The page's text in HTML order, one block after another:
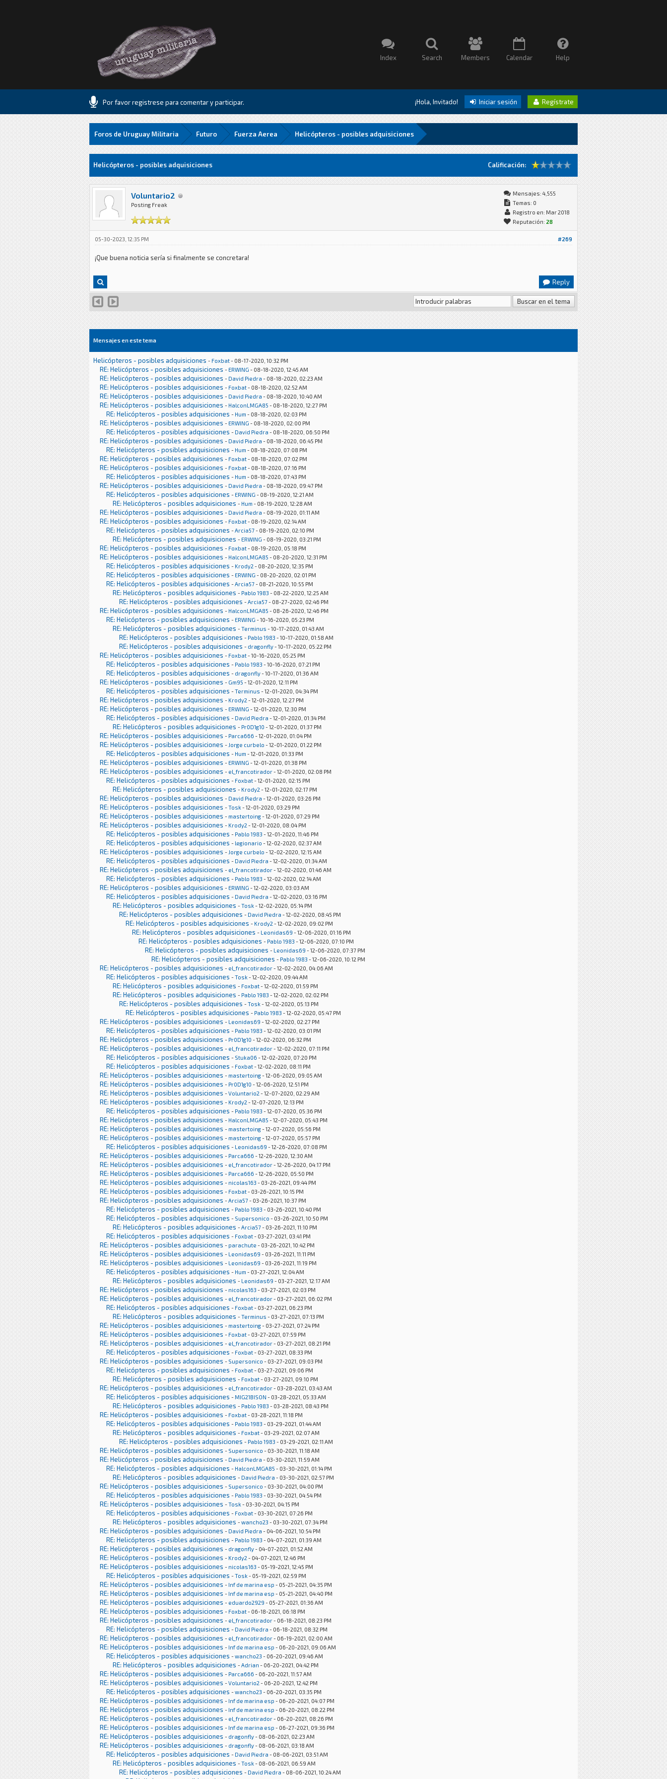
Index Search Members Calendar Help
Por favor registrese para comentar y participar. ¡Hola, Invitado! Iniciar sesión Regístrate
Foros de Uruguay Militaria Futuro Fuerza Aerea Helicópteros - posibles adquisiciones
Calificación:
16 voto(s) - 1.06 Media
1
2
3
4
5 Helicópteros - posibles adquisiciones
Voluntario2
Posting Freak
Mensajes: 4,555
Temas: 0
Registro en: Mar 2018
Reputación: 28
#269
05-30-2023, 12:35 PM
¡Que buena noticia sería si finalmente se concretara!
Reply
Mensajes en este tema
Helicópteros - posibles adquisiciones - Foxbat- 08-17-2020, 10:32 PM
RE: Helicópteros - posibles adquisiciones - ERWING - 08-18-2020, 12:45 AM
RE: Helicópteros - posibles adquisiciones - David Piedra - 08-18-2020, 02:23 AM
RE: Helicópteros - posibles adquisiciones - Foxbat- 08-18-2020, 02:52 AM
RE: Helicópteros - posibles adquisiciones - David Piedra - 08-18-2020, 10:40 AM
RE: Helicópteros - posibles adquisiciones - HalconLMGA85 - 08-18-2020, 12:27 PM
RE: Helicópteros - posibles adquisiciones - Hum - 08-18-2020, 02:03 PM
RE: Helicópteros - posibles adquisiciones - ERWING - 08-18-2020, 02:00 PM
RE: Helicópteros - posibles adquisiciones - David Piedra - 08-18-2020, 06:50 PM
RE: Helicópteros - posibles adquisiciones - David Piedra - 08-18-2020, 06:45 PM
RE: Helicópteros - posibles adquisiciones - Hum - 08-18-2020, 07:08 PM
RE: Helicópteros - posibles adquisiciones - Foxbat- 08-18-2020, 07:02 PM
RE: Helicópteros - posibles adquisiciones - Foxbat- 08-18-2020, 07:16 PM
RE: Helicópteros - posibles adquisiciones - Hum - 08-18-2020, 07:43 PM
RE: Helicópteros - posibles adquisiciones - David Piedra - 08-18-2020, 09:47 PM
RE: Helicópteros - posibles adquisiciones - ERWING - 08-19-2020, 12:21 AM
RE: Helicópteros - posibles adquisiciones - Hum - 08-19-2020, 12:28 AM
RE: Helicópteros - posibles adquisiciones - David Piedra - 08-19-2020, 01:11 AM
RE: Helicópteros - posibles adquisiciones - Foxbat- 08-19-2020, 02:14 AM
RE: Helicópteros - posibles adquisiciones -Arcia57- 08-19-2020, 02:10 PM
RE: Helicópteros - posibles adquisiciones - ERWING - 08-19-2020, 03:21 PM
RE: Helicópteros - posibles adquisiciones - Foxbat- 08-19-2020, 05:18 PM
RE: Helicópteros - posibles adquisiciones - HalconLMGA85 - 08-20-2020, 12:31 PM
RE: Helicópteros - posibles adquisiciones - Krody2 - 08-20-2020, 12:35 PM
RE: Helicópteros - posibles adquisiciones - ERWING - 08-20-2020, 02:01 PM
RE: Helicópteros - posibles adquisiciones -Arcia57- 08-21-2020, 10:55 PM
RE: Helicópteros - posibles adquisiciones - Pablo 1983 - 08-22-2020, 12:25 AM
RE: Helicópteros - posibles adquisiciones -Arcia57- 08-27-2020, 02:46 PM
RE: Helicópteros - posibles adquisiciones - HalconLMGA85 - 08-26-2020, 12:46 PM
RE: Helicópteros - posibles adquisiciones - ERWING - 10-16-2020, 05:23 PM
RE: Helicópteros - posibles adquisiciones -Terminus - 10-17-2020, 01:43 AM
RE: Helicópteros - posibles adquisiciones - Pablo 1983 - 10-17-2020, 01:58 AM
RE: Helicópteros - posibles adquisiciones - dragonfly- 10-17-2020, 05:22 PM
RE: Helicópteros - posibles adquisiciones - Foxbat- 10-16-2020, 05:25 PM
RE: Helicópteros - posibles adquisiciones - Pablo 1983 - 10-16-2020, 07:21 PM
RE: Helicópteros - posibles adquisiciones - dragonfly- 10-17-2020, 01:36 AM
RE: Helicópteros - posibles adquisiciones - Gm95 - 12-01-2020, 12:11 PM
RE: Helicópteros - posibles adquisiciones -Terminus - 12-01-2020, 04:34 PM
RE: Helicópteros - posibles adquisiciones - Krody2 - 12-01-2020, 12:27 PM
RE: Helicópteros - posibles adquisiciones - ERWING - 12-01-2020, 12:30 PM
RE: Helicópteros - posibles adquisiciones - David Piedra - 12-01-2020, 01:34 PM
RE: Helicópteros - posibles adquisiciones - Pr0D1g10 - 12-01-2020, 01:37 PM
RE: Helicópteros - posibles adquisiciones - Parca666 - 12-01-2020, 01:04 PM
RE: Helicópteros - posibles adquisiciones - Jorge curbelo - 12-01-2020, 01:22 PM
RE: Helicópteros - posibles adquisiciones - Hum - 12-01-2020, 01:33 PM
RE: Helicópteros - posibles adquisiciones - ERWING - 12-01-2020, 01:38 PM
RE: Helicópteros - posibles adquisiciones - el_francotirador- 12-01-2020, 02:08 PM
RE: Helicópteros - posibles adquisiciones - Foxbat- 12-01-2020, 02:15 PM
RE: Helicópteros - posibles adquisiciones - Krody2 - 12-01-2020, 02:17 PM
RE: Helicópteros - posibles adquisiciones - David Piedra - 12-01-2020, 03:26 PM
RE: Helicópteros - posibles adquisiciones -Tosk- 12-01-2020, 03:29 PM
RE: Helicópteros - posibles adquisiciones - mastertoing- 12-01-2020, 07:29 PM
RE: Helicópteros - posibles adquisiciones - Krody2 - 12-01-2020, 08:04 PM
RE: Helicópteros - posibles adquisiciones - Pablo 1983 - 12-01-2020, 11:46 PM
RE: Helicópteros - posibles adquisiciones - legionario - 12-02-2020, 02:37 AM
RE: Helicópteros - posibles adquisiciones - Jorge curbelo - 12-02-2020, 12:15 AM
RE: Helicópteros - posibles adquisiciones - David Piedra - 12-02-2020, 01:34 AM
RE: Helicópteros - posibles adquisiciones - el_francotirador- 12-02-2020, 01:46 AM
RE: Helicópteros - posibles adquisiciones - Pablo 1983 - 12-02-2020, 02:14 AM
RE: Helicópteros - posibles adquisiciones - ERWING - 12-02-2020, 03:03 AM
RE: Helicópteros - posibles adquisiciones - David Piedra - 12-02-2020, 03:16 PM
RE: Helicópteros - posibles adquisiciones -Tosk- 12-02-2020, 05:14 PM
RE: Helicópteros - posibles adquisiciones - David Piedra - 12-02-2020, 08:45 PM
RE: Helicópteros - posibles adquisiciones - Krody2 - 12-02-2020, 09:02 PM
RE: Helicópteros - posibles adquisiciones - Leonidas69 - 12-06-2020, 01:16 PM
RE: Helicópteros - posibles adquisiciones - Pablo 1983 - 12-06-2020, 07:10 PM
RE: Helicópteros - posibles adquisiciones - Leonidas69 - 12-06-2020, 07:37 PM
RE: Helicópteros - posibles adquisiciones - Pablo 1983 - 12-06-2020, 10:12 PM
RE: Helicópteros - posibles adquisiciones - el_francotirador- 12-02-2020, 04:06 AM
RE: Helicópteros - posibles adquisiciones -Tosk- 12-02-2020, 09:44 AM
RE: Helicópteros - posibles adquisiciones - Foxbat- 12-02-2020, 01:59 PM
RE: Helicópteros - posibles adquisiciones - Pablo 1983 - 12-02-2020, 02:02 PM
RE: Helicópteros - posibles adquisiciones -Tosk- 12-02-2020, 05:13 PM
RE: Helicópteros - posibles adquisiciones - Pablo 1983 - 12-02-2020, 05:47 PM
RE: Helicópteros - posibles adquisiciones - Leonidas69 - 12-02-2020, 02:27 PM
RE: Helicópteros - posibles adquisiciones - Pablo 1983 - 12-02-2020, 03:01 PM
RE: Helicópteros - posibles adquisiciones - Pr0D1g10 - 12-02-2020, 06:32 PM
RE: Helicópteros - posibles adquisiciones - el_francotirador- 12-02-2020, 07:11 PM
RE: Helicópteros - posibles adquisiciones - Stuka06 - 12-02-2020, 07:20 PM
RE: Helicópteros - posibles adquisiciones - Foxbat- 12-02-2020, 08:11 PM
RE: Helicópteros - posibles adquisiciones - mastertoing- 12-06-2020, 09:05 AM
RE: Helicópteros - posibles adquisiciones - Pr0D1g10 - 12-06-2020, 12:51 PM
RE: Helicópteros - posibles adquisiciones -Voluntario2 - 12-07-2020, 02:29 AM
RE: Helicópteros - posibles adquisiciones - Krody2 - 12-07-2020, 12:13 PM
RE: Helicópteros - posibles adquisiciones - Pablo 1983 - 12-07-2020, 05:36 PM
RE: Helicópteros - posibles adquisiciones - HalconLMGA85 - 12-07-2020, 05:43 PM
RE: Helicópteros - posibles adquisiciones - mastertoing- 12-07-2020, 05:56 PM
RE: Helicópteros - posibles adquisiciones - mastertoing- 12-07-2020, 05:57 PM
RE: Helicópteros - posibles adquisiciones - Leonidas69 - 12-26-2020, 07:08 PM
RE: Helicópteros - posibles adquisiciones - Parca666 - 12-26-2020, 12:30 AM
RE: Helicópteros - posibles adquisiciones - el_francotirador- 12-26-2020, 04:17 PM
RE: Helicópteros - posibles adquisiciones - Parca666 - 12-26-2020, 05:50 PM
RE: Helicópteros - posibles adquisiciones - nicolas163 - 03-26-2021, 09:44 PM
RE: Helicópteros - posibles adquisiciones - Foxbat- 03-26-2021, 10:15 PM
RE: Helicópteros - posibles adquisiciones -Arcia57- 03-26-2021, 10:37 PM
RE: Helicópteros - posibles adquisiciones - Pablo 1983 - 03-26-2021, 10:40 PM
RE: Helicópteros - posibles adquisiciones - Supersonico - 03-26-2021, 10:50 PM
RE: Helicópteros - posibles adquisiciones -Arcia57- 03-26-2021, 11:10 PM
RE: Helicópteros - posibles adquisiciones - Foxbat- 03-27-2021, 03:41 PM
RE: Helicópteros - posibles adquisiciones - parachute - 03-26-2021, 10:42 PM
RE: Helicópteros - posibles adquisiciones - Leonidas69 - 03-26-2021, 11:11 PM
RE: Helicópteros - posibles adquisiciones - Leonidas69 - 03-26-2021, 11:19 PM
RE: Helicópteros - posibles adquisiciones - Hum - 03-27-2021, 12:04 AM
RE: Helicópteros - posibles adquisiciones - Leonidas69 - 03-27-2021, 12:17 AM
RE: Helicópteros - posibles adquisiciones - nicolas163 - 03-27-2021, 02:03 PM
RE: Helicópteros - posibles adquisiciones - el_francotirador- 03-27-2021, 06:02 PM
RE: Helicópteros - posibles adquisiciones - Foxbat- 03-27-2021, 06:23 PM
RE: Helicópteros - posibles adquisiciones -Terminus - 03-27-2021, 07:13 PM
RE: Helicópteros - posibles adquisiciones - mastertoing- 03-27-2021, 07:24 PM
RE: Helicópteros - posibles adquisiciones - Foxbat- 03-27-2021, 07:59 PM
RE: Helicópteros - posibles adquisiciones - el_francotirador- 03-27-2021, 08:21 PM
RE: Helicópteros - posibles adquisiciones - Foxbat- 03-27-2021, 08:33 PM
RE: Helicópteros - posibles adquisiciones - Supersonico - 03-27-2021, 09:03 PM
RE: Helicópteros - posibles adquisiciones - Foxbat- 03-27-2021, 09:06 PM
RE: Helicópteros - posibles adquisiciones - Foxbat- 03-27-2021, 09:10 PM
RE: Helicópteros - posibles adquisiciones - el_francotirador- 03-28-2021, 03:43 AM
RE: Helicópteros - posibles adquisiciones - MIG21BISON - 03-28-2021, 05:33 AM
RE: Helicópteros - posibles adquisiciones - Pablo 1983 - 03-28-2021, 08:43 PM
RE: Helicópteros - posibles adquisiciones - Foxbat- 03-28-2021, 11:18 PM
RE: Helicópteros - posibles adquisiciones - Pablo 1983 - 03-29-2021, 01:44 AM
RE: Helicópteros - posibles adquisiciones - Foxbat- 03-29-2021, 02:07 AM
RE: Helicópteros - posibles adquisiciones - Pablo 1983 - 03-29-2021, 02:11 AM
RE: Helicópteros - posibles adquisiciones - Supersonico - 03-30-2021, 11:18 AM
RE: Helicópteros - posibles adquisiciones - David Piedra - 03-30-2021, 11:59 AM
RE: Helicópteros - posibles adquisiciones - HalconLMGA85 - 03-30-2021, 01:14 PM
RE: Helicópteros - posibles adquisiciones - David Piedra - 03-30-2021, 02:57 PM
RE: Helicópteros - posibles adquisiciones - Supersonico - 03-30-2021, 04:00 PM
RE: Helicópteros - posibles adquisiciones - Pablo 1983 - 03-30-2021, 04:54 PM
RE: Helicópteros - posibles adquisiciones -Tosk- 03-30-2021, 04:15 PM
RE: Helicópteros - posibles adquisiciones - Foxbat- 03-30-2021, 07:26 PM
RE: Helicópteros - posibles adquisiciones -wancho23 - 03-30-2021, 07:34 PM
RE: Helicópteros - posibles adquisiciones - David Piedra - 04-06-2021, 10:54 PM
RE: Helicópteros - posibles adquisiciones - Pablo 1983 - 04-07-2021, 01:39 AM
RE: Helicópteros - posibles adquisiciones - dragonfly- 04-07-2021, 01:52 AM
RE: Helicópteros - posibles adquisiciones - Krody2 - 04-07-2021, 12:46 PM
RE: Helicópteros - posibles adquisiciones - nicolas163 - 05-19-2021, 12:45 PM
RE: Helicópteros - posibles adquisiciones -Tosk- 05-19-2021, 02:59 PM
RE: Helicópteros - posibles adquisiciones - Inf de marina esp - 05-21-2021, 04:35 PM
RE: Helicópteros - posibles adquisiciones - Inf de marina esp - 05-21-2021, 04:40 PM
RE: Helicópteros - posibles adquisiciones - eduardo2929 - 05-27-2021, 01:36 AM
RE: Helicópteros - posibles adquisiciones - Foxbat- 06-18-2021, 06:18 PM
RE: Helicópteros - posibles adquisiciones - el_francotirador- 06-18-2021, 08:23 PM
RE: Helicópteros - posibles adquisiciones - David Piedra - 06-18-2021, 08:32 PM
RE: Helicópteros - posibles adquisiciones - el_francotirador- 06-19-2021, 02:00 AM
RE: Helicópteros - posibles adquisiciones - Inf de marina esp - 06-20-2021, 09:06 AM
RE: Helicópteros - posibles adquisiciones -wancho23 - 06-20-2021, 09:46 AM
RE: Helicópteros - posibles adquisiciones -Adrian - 06-20-2021, 04:42 PM
RE: Helicópteros - posibles adquisiciones - Parca666 - 06-20-2021, 11:57 AM
RE: Helicópteros - posibles adquisiciones -Voluntario2 - 06-20-2021, 12:42 PM
RE: Helicópteros - posibles adquisiciones -wancho23 - 06-20-2021, 03:35 PM
RE: Helicópteros - posibles adquisiciones - Inf de marina esp - 06-20-2021, 04:07 PM
RE: Helicópteros - posibles adquisiciones - Inf de marina esp - 06-20-2021, 08:22 PM
RE: Helicópteros - posibles adquisiciones - el_francotirador- 06-20-2021, 08:26 PM
RE: Helicópteros - posibles adquisiciones - Inf de marina esp - 06-27-2021, 09:36 PM
RE: Helicópteros - posibles adquisiciones - dragonfly- 08-06-2021, 02:23 AM
RE: Helicópteros - posibles adquisiciones - dragonfly- 08-06-2021, 03:18 AM
RE: Helicópteros - posibles adquisiciones - David Piedra - 08-06-2021, 03:51 AM
RE: Helicópteros - posibles adquisiciones -Tosk- 08-06-2021, 06:59 AM
RE: Helicópteros - posibles adquisiciones - David Piedra - 08-06-2021, 10:24 AM